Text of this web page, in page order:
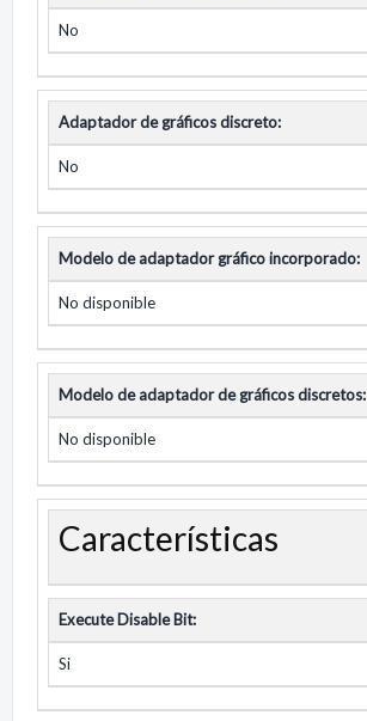
No
Adaptador de gráficos discreto:
No
Modelo de adaptador gráfico incorporado:
No disponible
Modelo de adaptador de gráficos discretos:
No disponible
Características
Execute Disable Bit:
Si